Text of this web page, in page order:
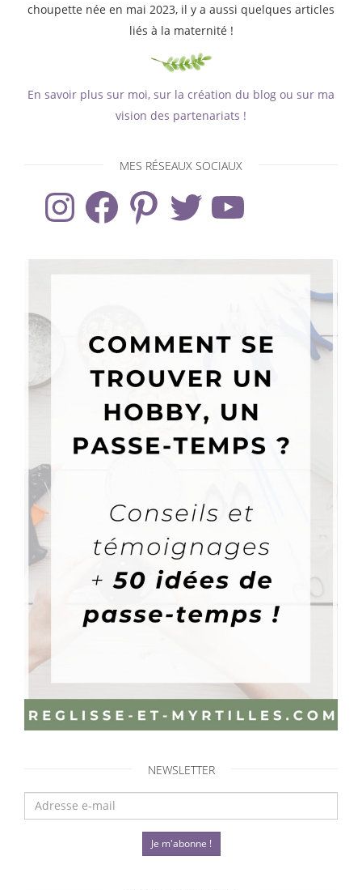
choupette née en mai 2023, il y a aussi quelques articles
liés à la maternité !
En savoir plus sur moi, sur la création du blog ou sur ma
vision des partenariats !
MES RÉSEAUX SOCIAUX
InstagramFacebook PinterestTwitter YouTube
NEWSLETTER
Je m'abonne !